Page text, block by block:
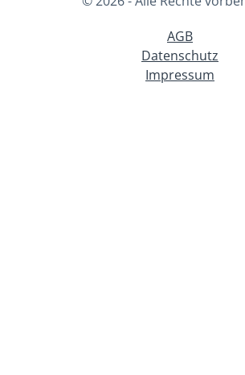
AGB
Datenschutz
Impressum